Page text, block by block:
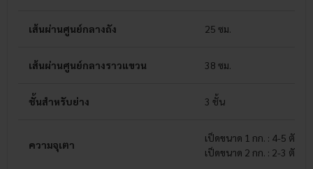
เส้นผ่านศูนย์กลางถัง 25 ซม.
เส้นผ่านศูนย์กลางราวแขวน 38 ซม.
ชั้นสำหรับย่าง 3 ชั้น
ความจุเตา
เป็ดขนาด 1 กก. : 4-5 ตัว
เป็ดขนาด 2 กก. : 2-3 ตัว